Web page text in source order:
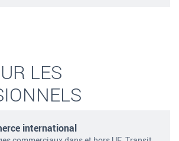
LES
international